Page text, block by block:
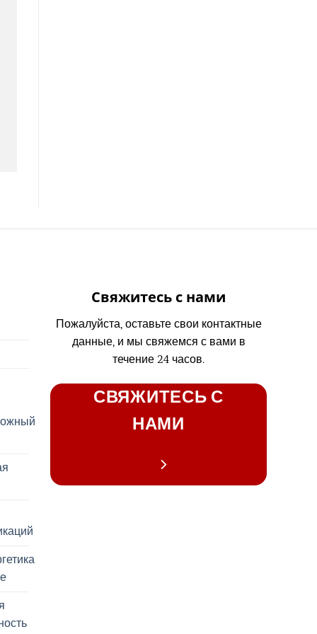
Свяжитесь с нами
Пожалуйста, оставьте свои контактные
данные, и мы свяжемся с вами в
течение 24 часов.
СВЯЖИТЕСЬ С
НАМИ